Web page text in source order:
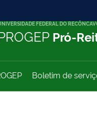
FEDERAL DO
Pró-
Boletim de